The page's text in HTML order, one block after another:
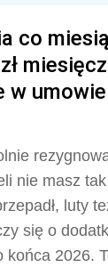
co
w umowie
nie masz
luty
się o
końca 2026.